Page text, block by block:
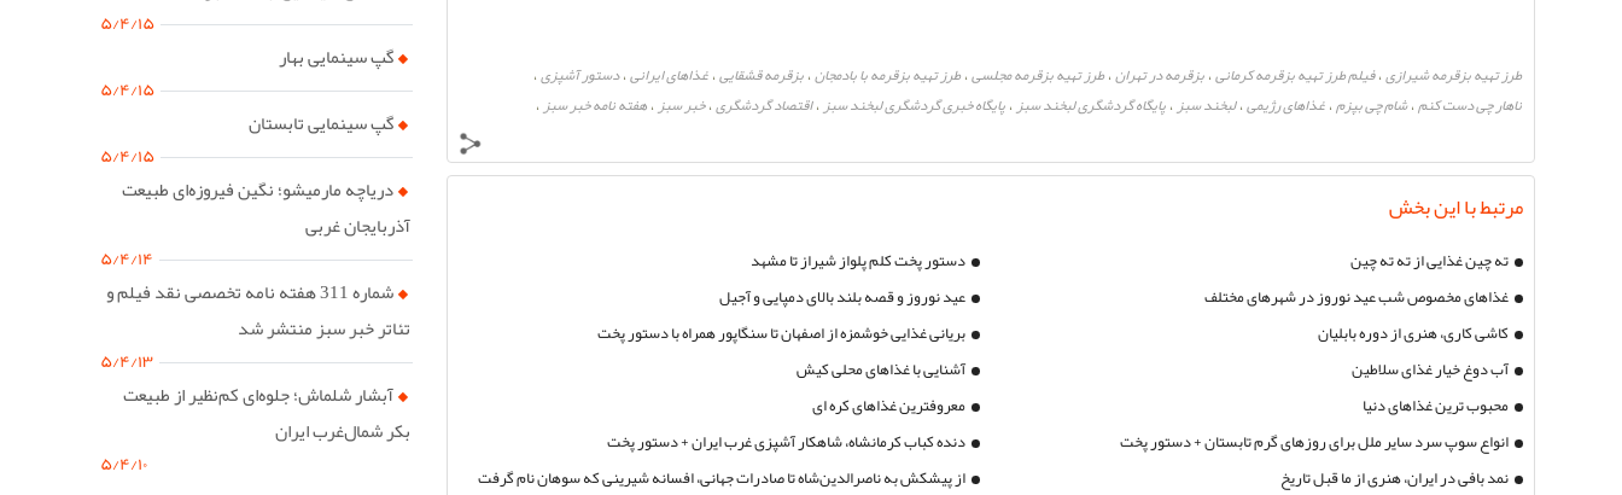
طرز تهیه بزقرمه شیرازی،فیلم طرز تهیه بزقرمه کرمانی،بزقرمه در تهران،طرز تهیه بزقرمه مجلسی،طرز تهیه بزقرمه با بادمجان،بزقرمه قشقایی،غذاهای ایرانی،دستور آشپزی،
ناهار چی دست کنم،شام چی بپزم،غذاهای رژیمی،لبخند سبز ،پایگاه گردشگری لبخند سبز ،پایگاه خبری گردشگری لبخند سبز ،اقتصاد گردشگری،خبر سبز ،هفته نامه خبر سبز ،
مرتبط با این بخش
ته چین غذایی از ته ته چین
دستور پخت کلم پلواز شیراز تا مشهد
غذاهای مخصوص شب عید نوروز در شهرهای مختلف
عید نوروز و قصه بلند بالای دمپایی و آجیل
کاشی کاری، هنری از دوره بابلیان
بریانی غذایی خوشمزه از اصفهان تا سنگاپور همراه با دستور پخت
آب دوغ خیار غذای سلاطین
آشنایی با غذاهای محلی کیش
محبوب ترین غذاهای دنیا
معروفترین غذاهای کره ای
انواع سوپ سرد سایر ملل برای روزهای گرم تابستان + دستور پخت
دنده کباب کرمانشاه، شاهکار آشپزی غرب ایران + دستور پخت
نمد بافی در ایران، هنری از ما قبل تاریخ
از پیشکش به ناصرالدین‌شاه تا صادرات جهانی، افسانه شیرینی که سوهان نام گرفت
۵/۴/۱۵
گپ سینمایی بهار
۵/۴/۱۵
گپ سینمایی تابستان
۵/۴/۱۵
دریاچه مارمیشو؛ نگین فیروزه‌ای طبیعت
آذربایجان غربی
۵/۴/۱۴
شماره 311 هفته نامه تخصصی نقد فیلم و
تئاتر خبر سبز منتشر شد
۵/۴/۱۳
آبشار شلماش؛ جلوه‌ای کم‌نظیر از طبیعت
بکر شمال‌غرب ایران
۵/۴/۱۰